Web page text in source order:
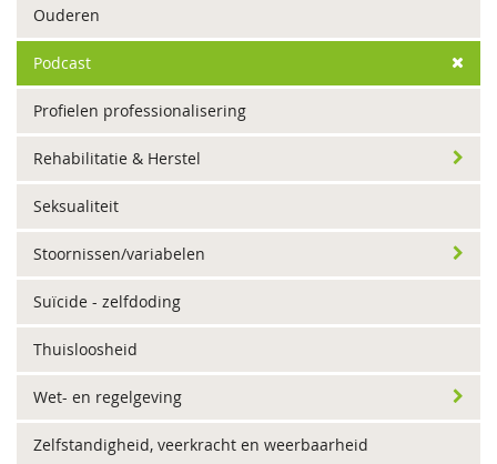
Ouderen
Podcast
Profielen professionalisering
Rehabilitatie & Herstel
Seksualiteit
Stoornissen/variabelen
Suïcide - zelfdoding
Thuisloosheid
Wet- en regelgeving
Zelfstandigheid, veerkracht en weerbaarheid